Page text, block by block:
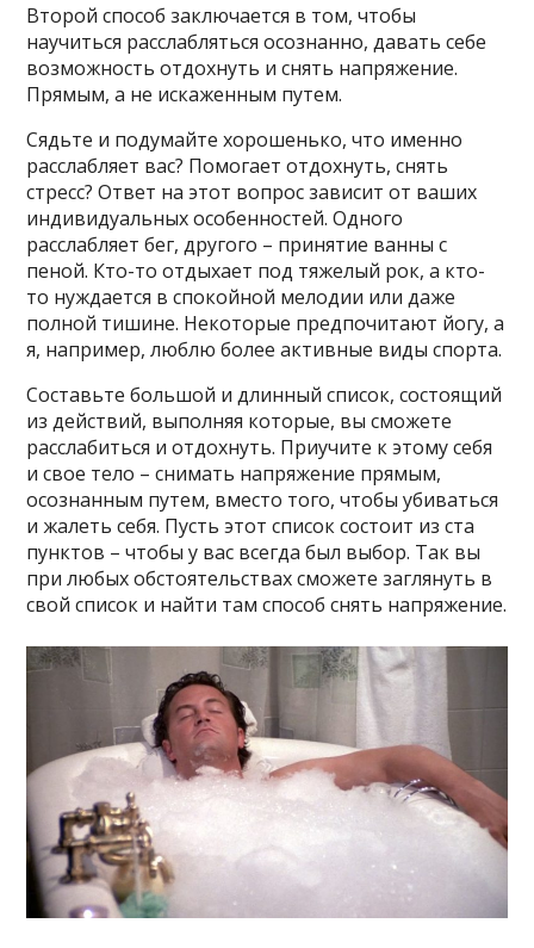
Второй способ заключается в том, чтобы
научиться расслабляться осознанно, давать себе
возможность отдохнуть и снять напряжение.
Прямым, а не искаженным путем.
Сядьте и подумайте хорошенько, что именно
расслабляет вас? Помогает отдохнуть, снять
стресс? Ответ на этот вопрос зависит от ваших
индивидуальных особенностей. Одного
расслабляет бег, другого – принятие ванны с
пеной. Кто-то отдыхает под тяжелый рок, а кто-
то нуждается в спокойной мелодии или даже
полной тишине. Некоторые предпочитают йогу, а
я, например, люблю более активные виды спорта.
Составьте большой и длинный список, состоящий
из действий, выполняя которые, вы сможете
расслабиться и отдохнуть. Приучите к этому себя
и свое тело – снимать напряжение прямым,
осознанным путем, вместо того, чтобы убиваться
и жалеть себя. Пусть этот список состоит из ста
пунктов – чтобы у вас всегда был выбор. Так вы
при любых обстоятельствах сможете заглянуть в
свой список и найти там способ снять напряжение.